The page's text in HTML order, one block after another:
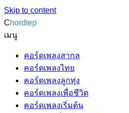
Skip to content
Chordtep
เมนู
คอร์ดเพลงสากล
คอร์ดเพลงไทย
คอร์ดเพลงลูกทุ่ง
คอร์ดเพลงเพื่อชีวิต
คอร์ดเพลงเริ่มต้น